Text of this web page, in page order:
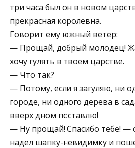
три часа был он в новом
прекрасная королевна.
Говорит ему южный ветер:
— Прощай, добрый молодец!
хочу гулять в твоем царстве.
— Что так?
— Потому, если я загуляю, ни
городе, ни одного дерева в
вверх дном поставлю!
— Ну прощай! Спасибо тебе! —
надел шапку-невидимку и